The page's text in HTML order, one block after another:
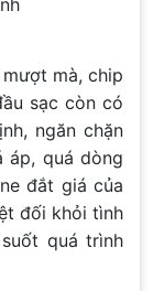
mà, chip
sạc còn có
ngăn chặn
áp, quá dòng
đắt giá của
đối khỏi tình
quá trình